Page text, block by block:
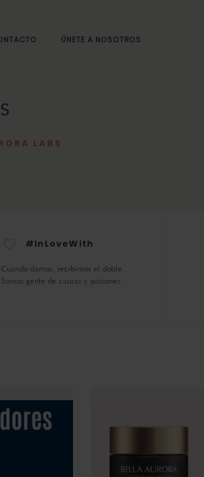
ÚNETE A NOSOTROS
LABS
#InLoveWith
Cuando damos, recibimos el doble.
Somos gente de causas y pasiones.